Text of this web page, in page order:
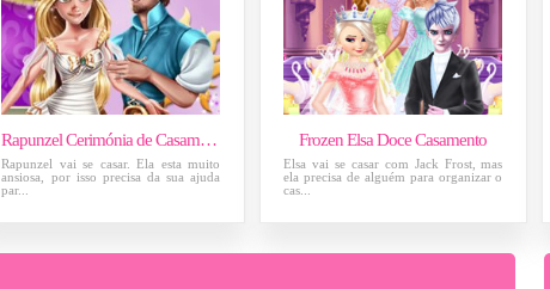
Rapunzel Cerimónia de Casamento
Rapunzel vai se casar. Ela esta muito
ansiosa, por isso precisa da sua ajuda
par...
Frozen Elsa Doce Casamento
Elsa vai se casar com Jack Frost, mas
ela precisa de alguém para organizar o
cas...